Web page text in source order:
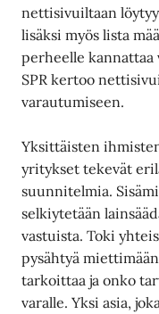
nettisivuiltaan
lisäksi myös lista
perheelle
SPR kertoo
varautumiseen.
Yksittäisten
yritykset tekevät
suunnitelmia.
selkiytetään
vastuista. Toki
pysähtyä
tarkoittaa ja onko
varalle. Yksi asia,